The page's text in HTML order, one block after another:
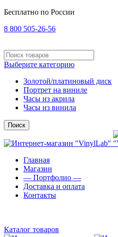
Бесплатно по России
8 800 505-26-56
Выберите категорию
Золотой/платиновый диск
Портрет на виниле
Часы из акрила
Часы из винила
Поиск
Главная
Магазин
— Портфолио —
Доставка и оплата
Контакты
Каталог товаров